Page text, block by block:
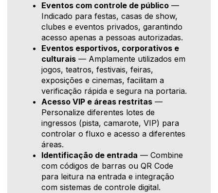
Eventos com controle de público —
Indicado para festas, casas de show,
clubes e eventos privados, garantindo
acesso apenas a pessoas autorizadas.
Eventos esportivos, corporativos e
culturais — Amplamente utilizados em
jogos, teatros, festivais, feiras,
exposições e cinemas, facilitam a
verificação rápida e segura na portaria.
Acesso VIP e áreas restritas —
Personalize diferentes lotes de
ingressos (pista, camarote, VIP) para
controlar o fluxo e acesso a diferentes
áreas.
Identificação de entrada — Combine
com códigos de barras ou QR Code
para leitura na entrada e integração
com sistemas de controle digital.